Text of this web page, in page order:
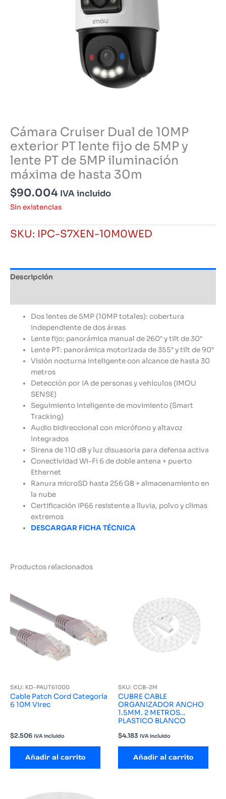
Cámara Cruiser Dual de 10MP
exterior PT lente fijo de 5MP y
lente PT de 5MP iluminación
máxima de hasta 30m
$90.004 IVA incluido
Sin existencias
SKU: IPC-S7XEN-10M0WED
Descripción
Dos lentes de 5MP (10MP totales): cobertura
independiente de dos áreas
Lente fijo: panorámica manual de 260° y tilt de 30°
Lente PT: panorámica motorizada de 355° y tilt de 90°
Visión nocturna inteligente con alcance de hasta 30
metros
Detección por IA de personas y vehículos (IMOU
SENSE)
Seguimiento inteligente de movimiento (Smart
Tracking)
Audio bidireccional con micrófono y altavoz
integrados
Sirena de 110 dB y luz disuasoria para defensa activa
Conectividad Wi-Fi 6 de doble antena + puerto
Ethernet
Ranura microSD hasta 256 GB + almacenamiento en
la nube
Certificación IP66 resistente a lluvia, polvo y climas
extremos
DESCARGAR FICHA TÉCNICA
Productos relacionados
SKU: KD-PAUT61000
Cable Patch Cord Categoría
6 10M Virec
$2.506 IVA incluido
Añadir al carrito
SKU: CCB-2M
CUBRE CABLE
ORGANIZADOR ANCHO
1.5MM. 2 METROS
PLASTICO BLANCO
$4.183 IVA incluido
Añadir al carrito